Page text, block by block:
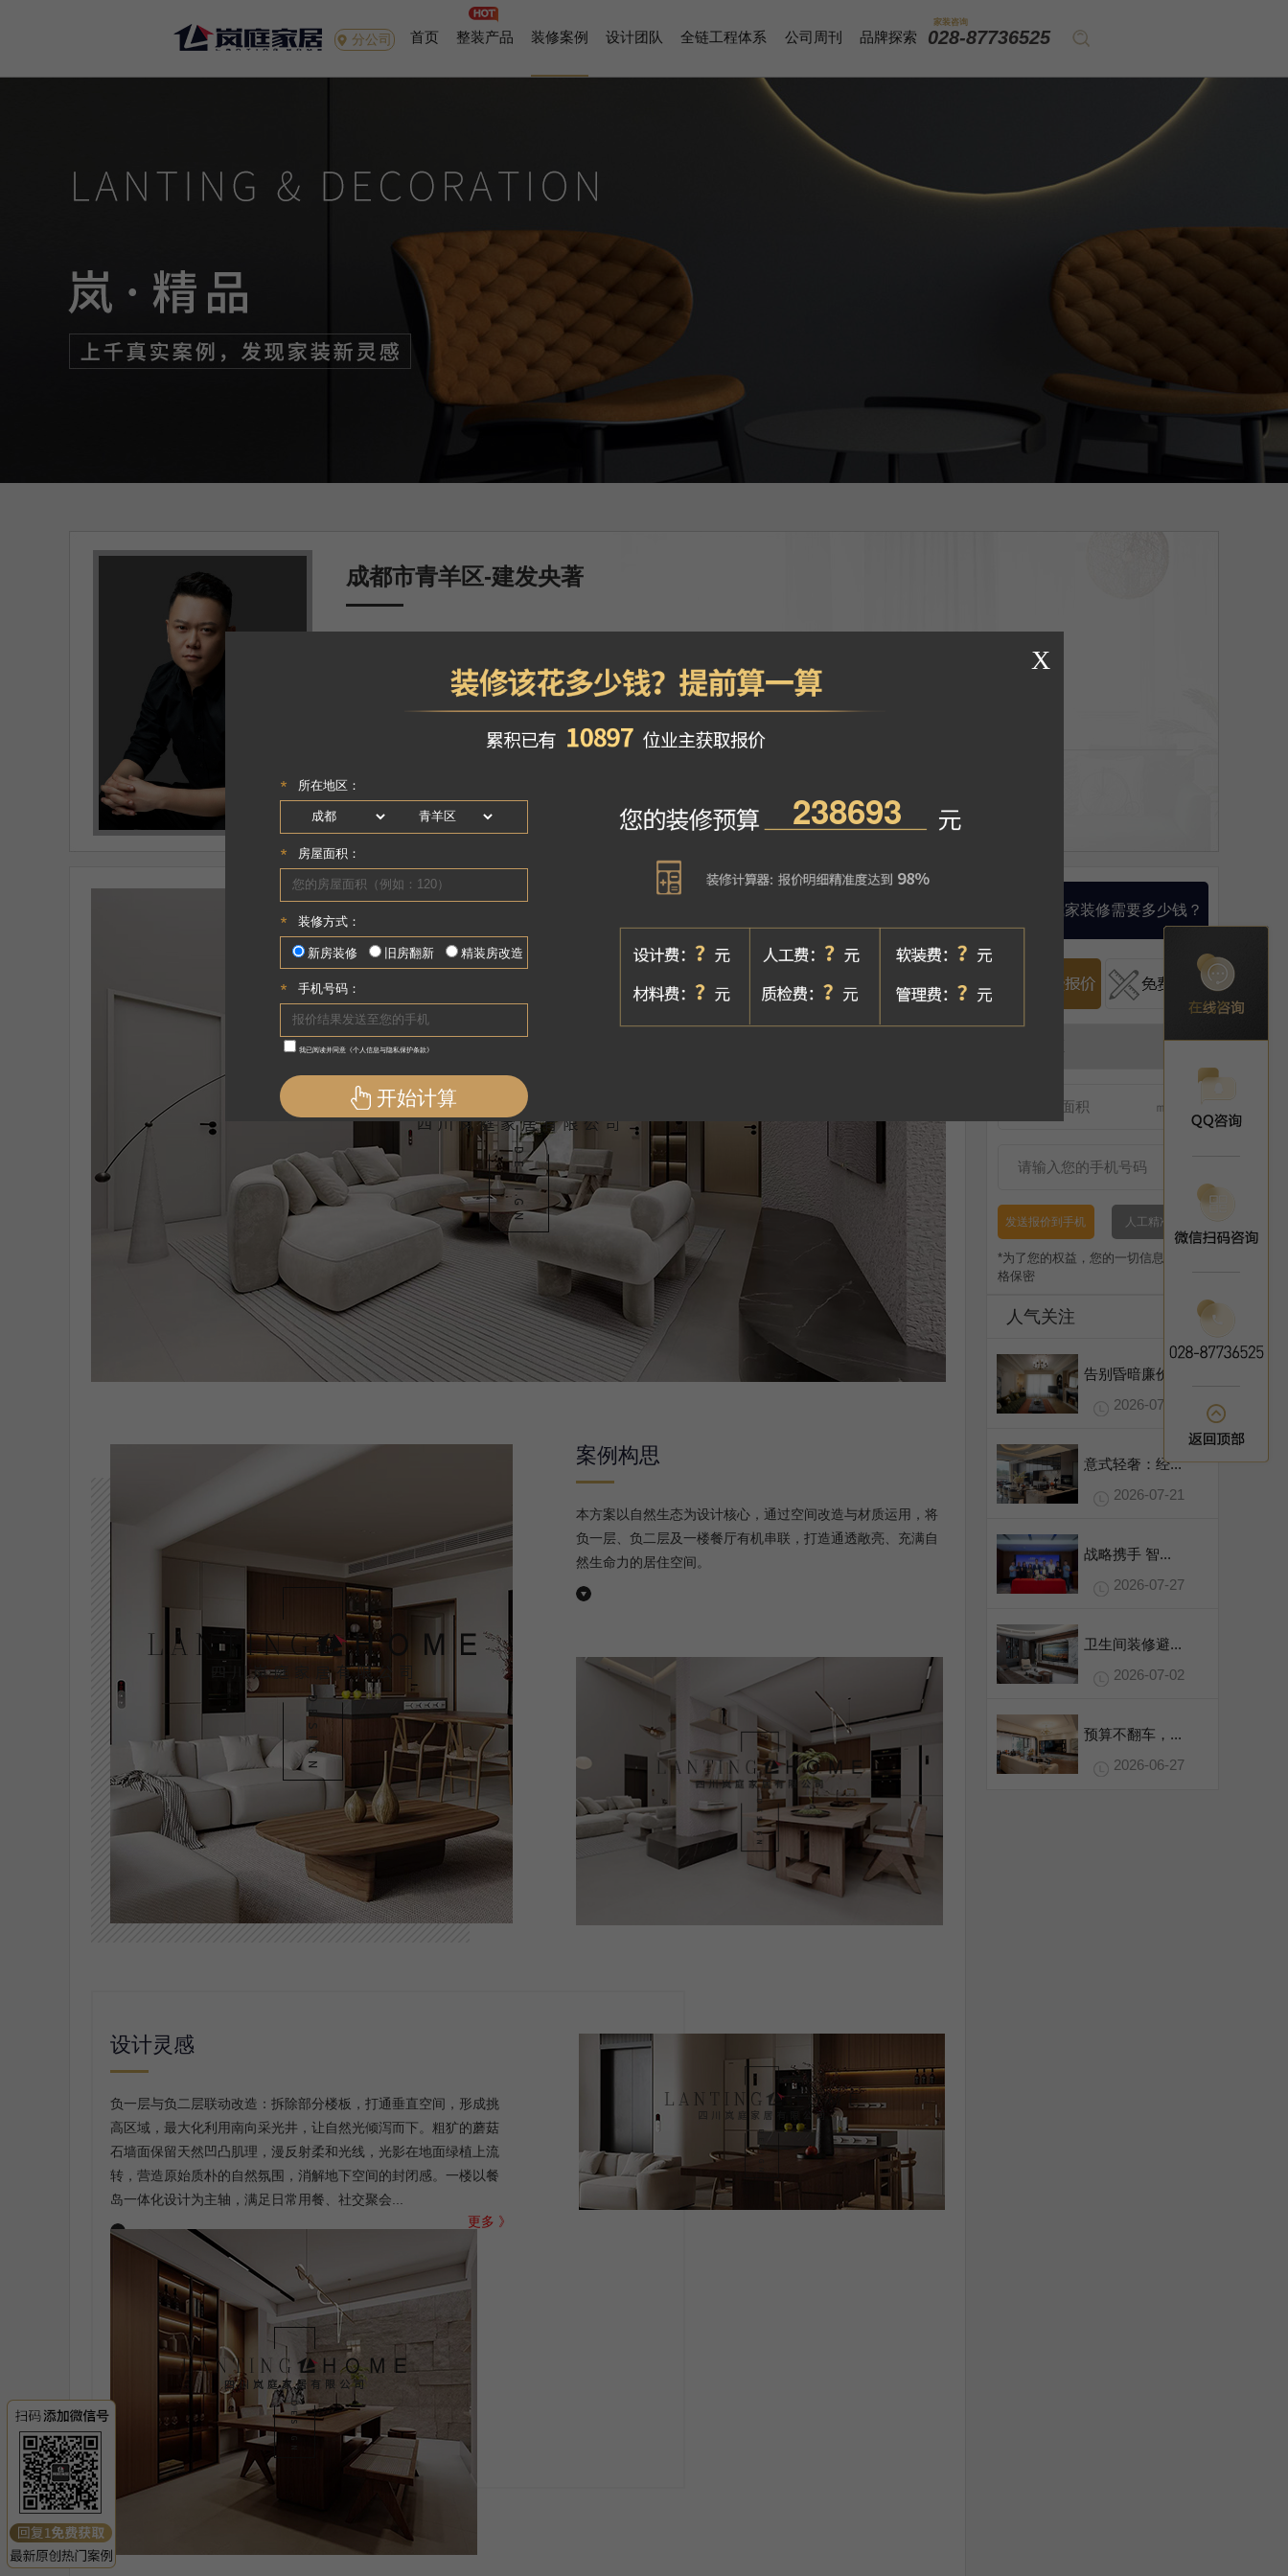
分公司
家装咨询
028-87736525
首页 整装产品 装修案例 设计团队 全链工程体系 公司周刊 品牌探索
成都市青羊区-建发央著
风格 ：田园风格
找TA设计
案例构思
本方案以自然生态为设计核心，通过空间改造与材质运用，将
负一层、负二层及一楼餐厅有机串联，打造通透敞亮、充满自
然生命力的居住空间。
设计灵感
负一层与负二层联动改造：拆除部分楼板，打通垂直空间，形成挑
高区域，最大化利用南向采光井，让自然光倾泻而下。粗犷的蘑菇
石墙面保留天然凹凸肌理，漫反射柔和光线，光影在地面绿植上流
转，营造原始质朴的自然氛围，消解地下空间的封闭感。一楼以餐
岛一体化设计为主轴，满足日常用餐、社交聚会...
更多 》
算一算我家装修需要多少钱？
人工精准报价
发送报价到手机
*为了您的权益，您的一切信息将被严
格保密
人气关注
告别昏暗廉价...
2026-07-31
意式轻奢：经...
2026-07-21
战略携手 智...
2026-07-27
卫生间装修避...
2026-07-02
预算不翻车，...
2026-06-27